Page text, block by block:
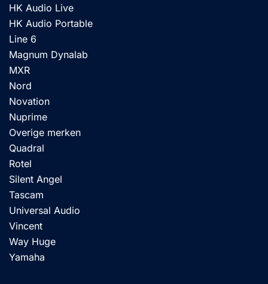
HK Audio Live
HK Audio Portable
Line 6
Magnum Dynalab
MXR
Nord
Novation
Nuprime
Overige merken
Quadral
Rotel
Silent Angel
Tascam
Universal Audio
Vincent
Way Huge
Yamaha